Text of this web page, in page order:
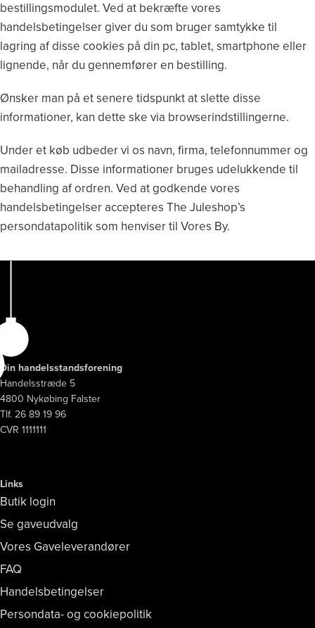
bestillingsmodulet. Ved at bekræfte vores
handelsbetingelser giver du som bruger samtykke til
lagring af disse cookies på din pc, tablet, smartphone eller
lignende, når du gennemfører en bestilling.
Ønsker man på et senere tidspunkt at slette disse
informationer, kan dette ske via browserindstillingerne.
Under et køb udbeder vi os navn, firma, telefonnummer og
mailadresse. Disse informationer bruges udelukkende til
behandling af ordren. Ved at godkende vores
handelsbetingelser accepteres The Juleshop’s
persondatapolitik som henviser til Vores By.
Din handelsstandsforening
Handelsstræde 5
4800 Nykøbing Falster
Tlf. 26 89 19 96
CVR 1111111
Links
Butik login
Se gaveudvalg
Vores Gaveleverandører
FAQ
Handelsbetingelser
Persondata- og cookiepolitik